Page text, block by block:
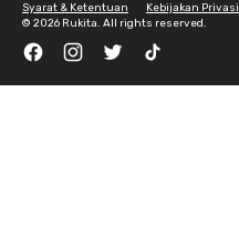
© 2026 Rukita. All rights reserved.
Syarat & Ketentuan Kebijakan Privasi
FacebookInstagramTwitter TikTok